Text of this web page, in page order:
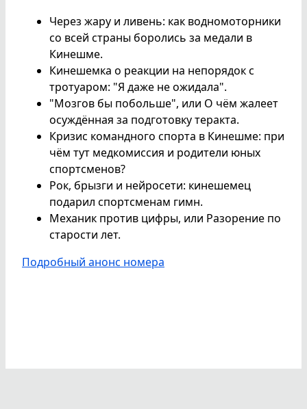
Через жару и ливень: как водномоторники
со всей страны боролись за медали в
Кинешме.
Кинешемка о реакции на непорядок с
тротуаром: "Я даже не ожидала".
"Мозгов бы побольше", или О чём жалеет
осуждённая за подготовку теракта.
Кризис командного спорта в Кинешме: при
чём тут медкомиссия и родители юных
спортсменов?
Рок, брызги и нейросети: кинешемец
подарил спортсменам гимн.
Механик против цифры, или Разорение по
старости лет.
Подробный анонс номера